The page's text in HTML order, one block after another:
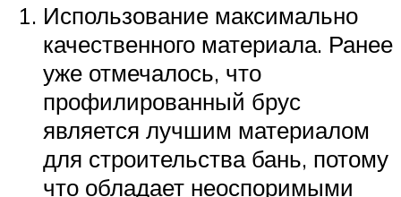
Использование максимально
качественного материала. Ранее
уже отмечалось, что
профилированный брус
является лучшим материалом
для строительства бань, потому
что обладает неоспоримыми